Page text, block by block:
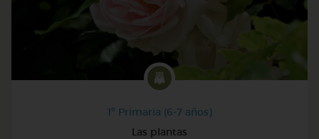
1º Primaria (6-7 años)
Las plantas